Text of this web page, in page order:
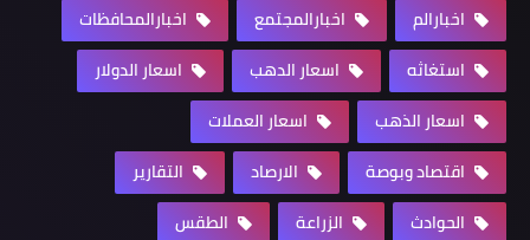
اخبارالم
اخبارالمجتمع
اخبارالمحافظات
استغاثه
اسعار الدهب
اسعار الدولار
اسعار الذهب
اسعار العملات
اقتصاد وبوصة
الارصاد
التقارير
الحوادث
الزراعة
الطقس